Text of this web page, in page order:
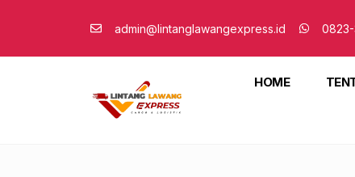
admin@lintanglawangexpress.id
HOME